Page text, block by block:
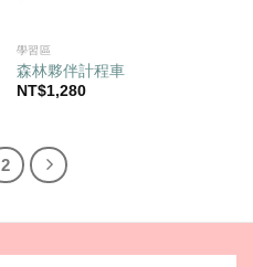
學習區
森林夥伴計程車
NT$1,280
2